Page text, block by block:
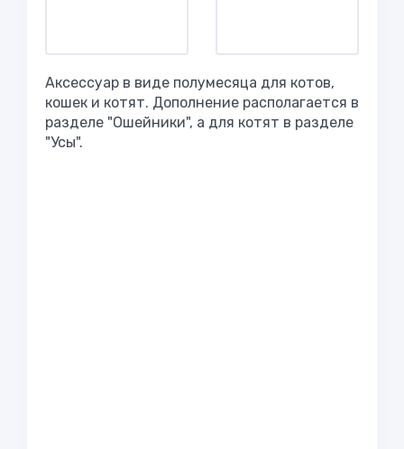
Аксессуар в виде полумесяца для котов,
кошек и котят. Дополнение располагается в
разделе "Ошейники", а для котят в разделе
"Усы".